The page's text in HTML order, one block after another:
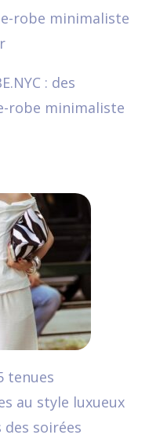
: des
robe minimaliste
tenues
au style luxueux
soirées